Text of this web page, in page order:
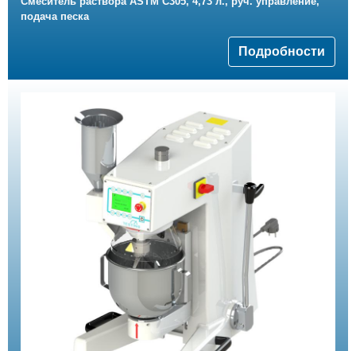
подача песка
Подробности